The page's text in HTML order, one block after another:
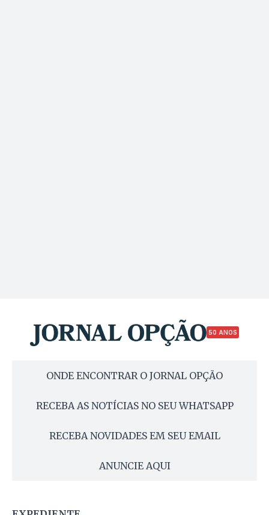
50 ANOS
ONDE ENCONTRAR O JORNAL OPÇÃO
RECEBA AS NOTÍCIAS NO SEU WHATSAPP
RECEBA NOVIDADES EM SEU EMAIL
ANUNCIE AQUI